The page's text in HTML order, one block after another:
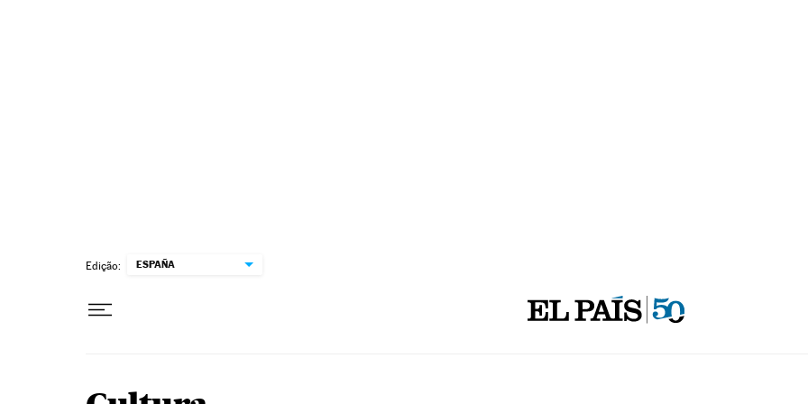
Edição: ESPAÑA